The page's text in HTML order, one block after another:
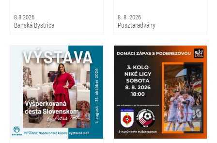
8.8.2026
Banská Bystrica
8. 8. 2026
Pusztaradvány